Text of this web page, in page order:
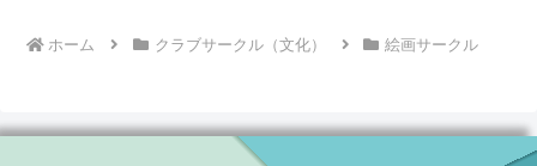
ホーム クラブサークル（文化） 絵画サークル